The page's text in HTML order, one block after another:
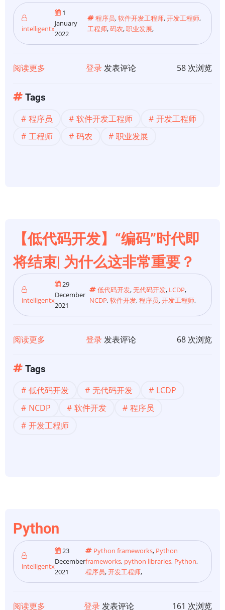
intelligentx
1
January
2022
程序员,软件开发工程师,开发工程师,
工程师,码农,职业发展,
阅读更多
员】
8
是
一
个
了
起
登录发表评论 58 次浏览
Tags
程序员 软件开发工程师
开发工程师
工程师
码农 职业发展
【低代码开发】“编码”时代即
将结束| 为什么这非常重要？
intelligentx
29
December
2021
低代码开发,无代码开发, LCDP,
NCDP,软件开发,程序员,开发工程师,
阅读更多
码
开
发】
束|
为
么
这
登录发表评论 68 次浏览
Tags
低代码开发 无代码开发
LCDP
NCDP
软件开发
程序员
开发工程师
Python
intelligentx
23
December
2021
Python frameworks, Python
frameworks, python libraries, Python,
程序员,开发工程师,
阅读更多 登录发表评论 161 次浏览